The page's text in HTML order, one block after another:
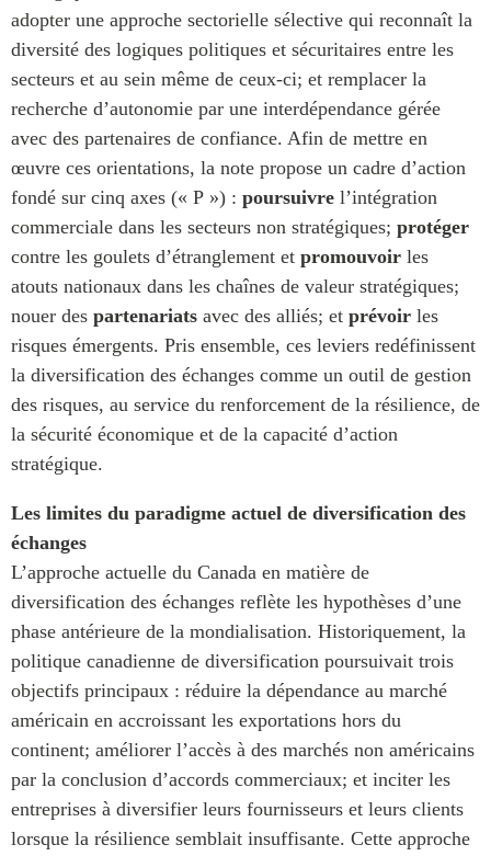
adopter une approche sectorielle sélective qui reconnaît la
diversité des logiques politiques et sécuritaires entre les
secteurs et au sein même de ceux-ci; et remplacer la
recherche d’autonomie par une interdépendance gérée
avec des partenaires de confiance. Afin de mettre en
œuvre ces orientations, la note propose un cadre d’action
fondé sur cinq axes (« P ») : poursuivre l’intégration
commerciale dans les secteurs non stratégiques; protéger
contre les goulets d’étranglement et promouvoir les
atouts nationaux dans les chaînes de valeur stratégiques;
nouer des partenariats avec des alliés; et prévoir les
risques émergents. Pris ensemble, ces leviers redéfinissent
la diversification des échanges comme un outil de gestion
des risques, au service du renforcement de la résilience, de
la sécurité économique et de la capacité d’action
stratégique.
Les limites du paradigme actuel de diversification des
échanges
L’approche actuelle du Canada en matière de
diversification des échanges reflète les hypothèses d’une
phase antérieure de la mondialisation. Historiquement, la
politique canadienne de diversification poursuivait trois
objectifs principaux : réduire la dépendance au marché
américain en accroissant les exportations hors du
continent; améliorer l’accès à des marchés non américains
par la conclusion d’accords commerciaux; et inciter les
entreprises à diversifier leurs fournisseurs et leurs clients
lorsque la résilience semblait insuffisante. Cette approche